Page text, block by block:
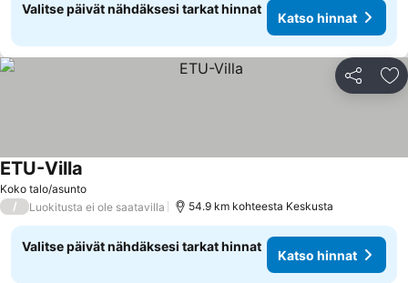
Valitse päivät nähdäksesi tarkat hinnat
Katso hinnat
Jaa
Koko talo/asunto
ETU-Villa
/ Luokitusta ei ole saatavilla 54.9 km kohteesta Keskusta
Valitse päivät nähdäksesi tarkat hinnat
Katso hinnat